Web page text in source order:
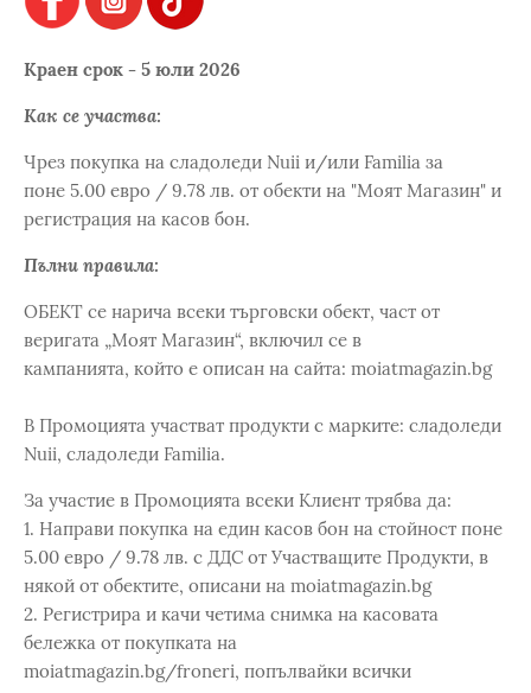
Краен срок - 5 юли 2026
Как се участва:
Чрез покупка на сладоледи Nuii и/или Familia за
поне 5.00 евро / 9.78 лв. от обекти на "Моят Магазин" и
регистрация на касов бон.
Пълни правила:
ОБЕКТ се нарича всеки търговски обект, част от
веригата „Моят Магазин“, включил се в
кампанията, който е описан на сайта: moiatmagazin.bg
В Промоцията участват продукти с марките: сладоледи
Nuii, сладоледи Familia.
За участие в Промоцията всеки Клиент трябва да:
1. Направи покупка на един касов бон на стойност поне
5.00 евро / 9.78 лв. с ДДС от Участващите Продукти, в
някой от обектите, описани на moiatmagazin.bg
2. Регистрира и качи четима снимка на касовата
бележка от покупката на
moiatmagazin.bg/froneri, попълвайки всички